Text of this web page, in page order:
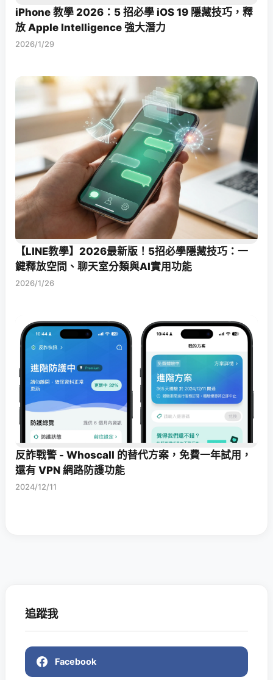
iPhone 教學 2026：5 招必學 iOS 19 隱藏技巧，釋
放 Apple Intelligence 強大潛力
2026/1/29
【LINE教學】2026最新版！5招必學隱藏技巧：一
鍵釋放空間、聊天室分類與AI實用功能
2026/1/26
反詐戰警 - Whoscall 的替代方案，免費一年試用，
還有 VPN 網路防護功能
2024/12/11
追蹤我
Facebook